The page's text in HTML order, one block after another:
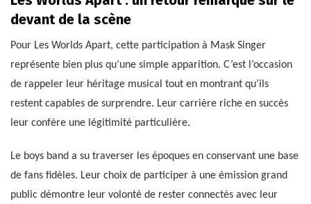
devant de la scène
Pour Les Worlds Apart, cette participation à Mask Singer
représente bien plus qu’une simple apparition. C’est l’occasion
de rappeler leur héritage musical tout en montrant qu’ils
restent capables de surprendre. Leur carrière riche en succès
leur confère une légitimité particulière.
Le boys band a su traverser les époques en conservant une base
de fans fidèles. Leur choix de participer à une émission grand
public démontre leur volonté de rester connectés avec leur